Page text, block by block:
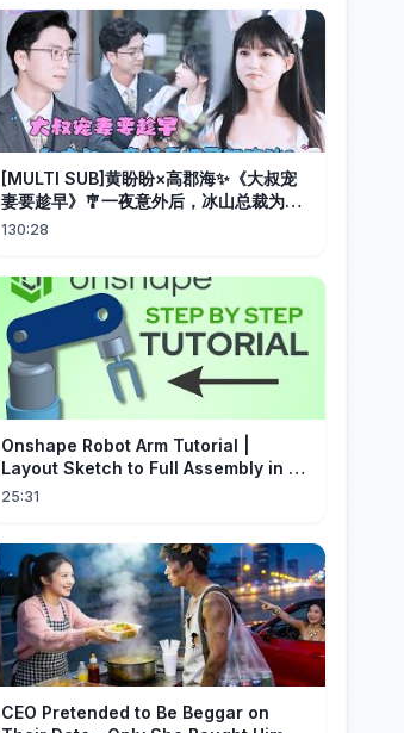
[MULTI SUB]黄盼盼×高郡海✨《大叔宠
妻要趁早》🎐一夜意外后，冰山总裁为她
化身宠妻狂魔，她从小心翼翼到勇敢追
130:28
Onshape Robot Arm Tutorial |
Layout Sketch to Full Assembly in 20
Minutes!
25:31
CEO Pretended to Be Beggar on